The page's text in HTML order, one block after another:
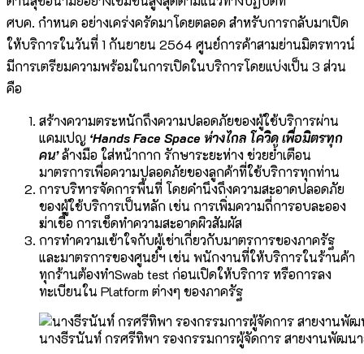
ศบค. กำหนด อย่างเคร่งครัดมาโดยตลอด สำหรับการกลับมาเปิด
ให้บริการในวันที่ 1 กันยายน 2564 ศูนย์การค้าสามย่านมิตรทาวน์
มีการเตรียมความพร้อมในการเปิดในบริการโดยแบ่งเป็น 3 ส่วน
คือ
สร้างความตระหนักถึงความปลอดภัยของผู้ใช้บริการผ่าน
แคมเปญ ‘Hands Face Space ห่างไกล โควิด เพื่อมิตรทุก
คน’ล้างมือ ใส่หน้ากาก รักษาระยะห่าง ช่วยย้ำเตือน
มาตรการเพื่อความปลอดภัยของลูกค้าที่ใช้บริการทุกท่าน
การบริหารจัดการพื้นที่ โดยคำนึงถึงความสะอาดปลอดภัย
ของผู้ใช้บริการเป็นหลัก เช่น การเพิ่มความถี่การอบละออง
ฆ่าเชื้อ การเช็ดทำความสะอาดผิวสัมผัส
การทำความเข้าใจกับผู้เช่าเกี่ยวกับมาตรการของภาครัฐ
และมาตรการของศูนย์ฯ เช่น พนักงานที่ให้บริการในร้านค้า
ทุกร้านต้องทำSwab test ก่อนเปิดให้บริการ หรือการลง
ทะเบียนใน Platform ต่างๆ ของภาครัฐ
นางธีรนันท์ กรศรีทิพา รองกรรมการผู้จัดการ สายงานพัฒนา